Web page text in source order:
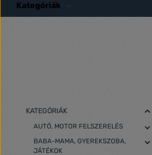
Kategóriák
KATEGÓRIÁK
AUTÓ, MOTOR FELSZERELÉS
BABA-MAMA, GYEREKSZOBA,
JÁTÉKOK